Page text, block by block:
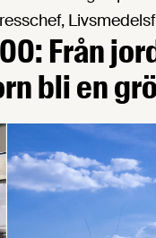
Från
bli en